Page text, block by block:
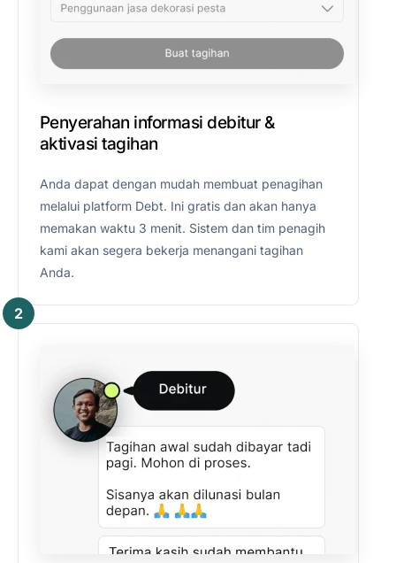
Penyerahan informasi debitur &
aktivasi tagihan
Anda dapat dengan mudah membuat penagihan
melalui platform Debt. Ini gratis dan akan hanya
memakan waktu 3 menit. Sistem dan tim penagih
kami akan segera bekerja menangani tagihan
Anda.
2